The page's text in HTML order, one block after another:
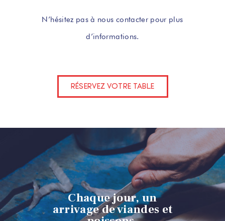
N’hésitez pas à nous contacter pour plus
d’informations.
RÉSERVEZ VOTRE TABLE
Chaque jour, un
arrivage de viandes et